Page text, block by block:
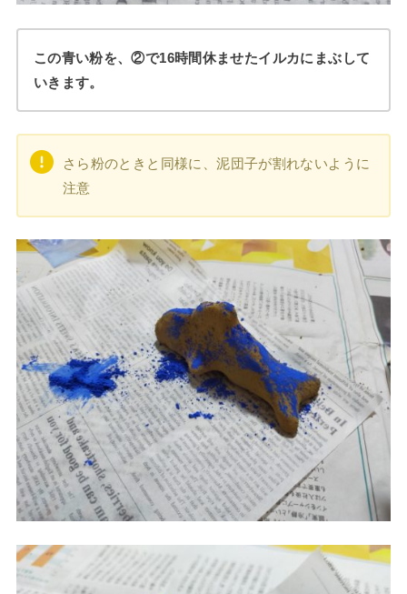
この青い粉を、②で16時間休ませたイルカにまぶして
いきます。
さら粉のときと同様に、泥団子が割れないように
注意